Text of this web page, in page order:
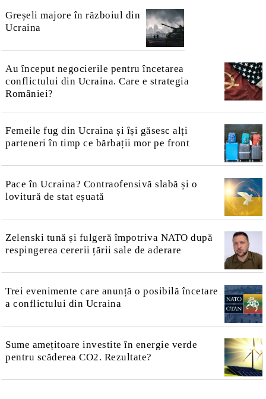
Greșeli majore în războiul din
Ucraina
Au început negocierile pentru încetarea
conflictului din Ucraina. Care e strategia
României?
Femeile fug din Ucraina și își găsesc alți
parteneri în timp ce bărbații mor pe front
Pace în Ucraina? Contraofensivă slabă și o
lovitură de stat eșuată
Zelenski tună și fulgeră împotriva NATO după
respingerea cererii țării sale de aderare
Trei evenimente care anunță o posibilă încetare
a conflictului din Ucraina
Sume amețitoare investite în energie verde
pentru scăderea CO2. Rezultate?